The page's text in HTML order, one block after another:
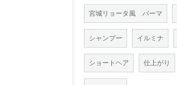
宮城リョータ風 パーマ
シャンプー イルミナ
ショートヘア 仕上がり